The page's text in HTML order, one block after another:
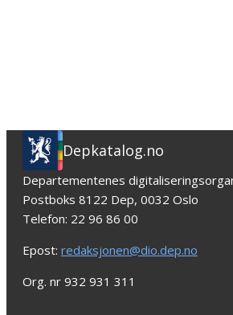
Depkatalog.no
Departementenes
Postboks 8122 Dep, 0032 Oslo
Telefon: 22 96 86 00
Epost: redaksjonen@dio.dep.no
Org. nr 932 931 311